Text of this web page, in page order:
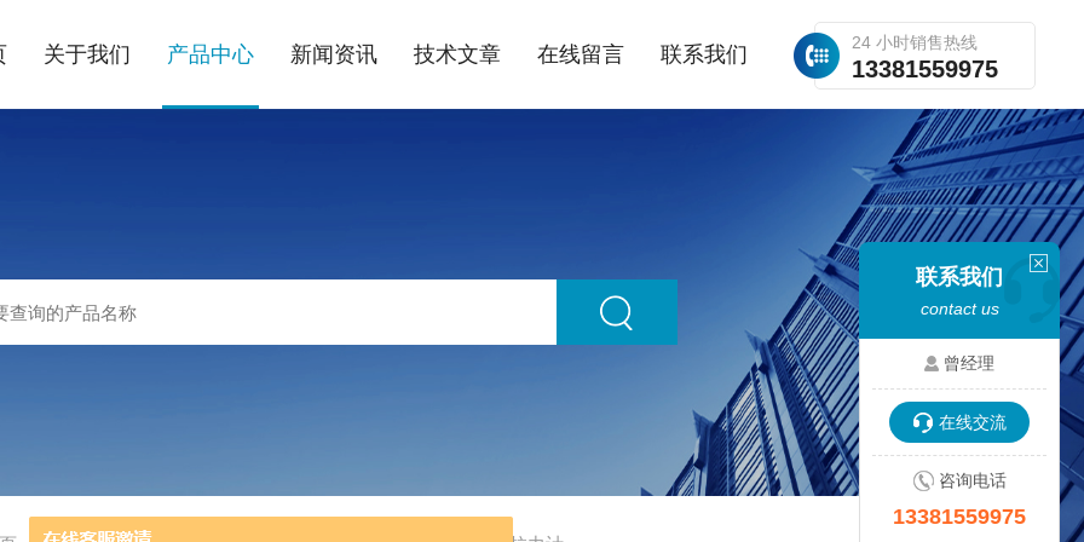
24 小时销售热线
13381559975
关于我们 产品中心 新闻资讯 技术文章 在线留言 联系我们
联系我们
contact us
曾经理
在线交流
咨询电话
13381559975